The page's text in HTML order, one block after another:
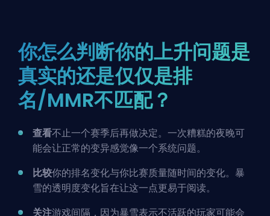
你怎么判断你的上升问题是
真实的还是仅仅是排
名/MMR不匹配？
查看不止一个赛季后再做决定。一次糟糕的夜晚可
能会让正常的变异感觉像一个系统问题。
比较你的排名变化与你比赛质量随时间的变化。暴
雪的透明度变化旨在让这一点更易于阅读。
关注游戏间隔，因为暴雪表示不活跃的玩家可能会